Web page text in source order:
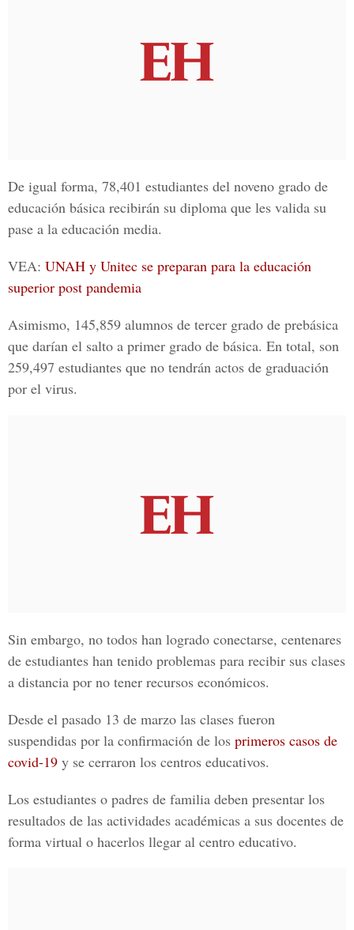
De igual forma, 78,401 estudiantes del noveno grado de
educación básica recibirán su diploma que les valida su
pase a la educación media.
VEA: UNAH y Unitec se preparan para la educación
superior post pandemia
Asimismo, 145,859 alumnos de tercer grado de prebásica
que darían el salto a primer grado de básica. En total, son
259,497 estudiantes que no tendrán actos de graduación
por el virus.
Sin embargo, no todos han logrado conectarse, centenares
de estudiantes han tenido problemas para recibir sus clases
a distancia por no tener recursos económicos.
Desde el pasado 13 de marzo las clases fueron
suspendidas por la confirmación de los primeros casos de
covid-19 y se cerraron los centros educativos.
Los estudiantes o padres de familia deben presentar los
resultados de las actividades académicas a sus docentes de
forma virtual o hacerlos llegar al centro educativo.